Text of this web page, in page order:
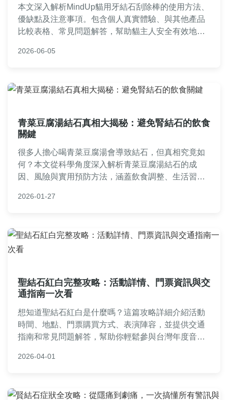
本文深入解析MindUp貓用牙結石刮除棒的使用方法、
優缺點及注意事項。包含個人真實體驗、與其他產品
比較表格、常見問題解答，幫助貓主人安全有效地為
建議，一站式解決所有疑問。
2026-06-05
青菜豆腐湯結石真相大揭秘：避免腎結石的飲食
關鍵
很多人擔心喝青菜豆腐湯會導致結石，但真相究竟如
何？本文從科學角度深入解析青菜豆腐湯結石的成
因、風險與實用預防方法，涵蓋飲食調整、生活習慣
思，這篇文章將提供完整解答。
2026-01-27
聖結石紅白完整攻略：活動詳情、門票資訊與交
通指南一次看
想知道聖結石紅白是什麼嗎？這篇攻略詳細介紹活動
時間、地點、門票購買方式、表演陣容，並提供交通
指南和常見問題解答，幫助你輕鬆參與台灣年度音樂
2026-04-01